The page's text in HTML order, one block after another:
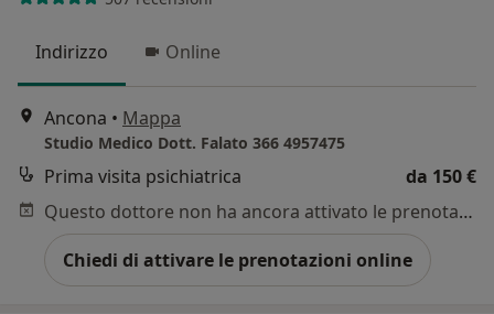
Indirizzo Online
Ancona • Mappa
Studio Medico Dott. Falato 366 4957475
Prima visita psichiatrica
da 150 €
Questo dottore non ha ancora attivato le prenotazioni online presso questo indirizzo.
Chiedi di attivare le prenotazioni online